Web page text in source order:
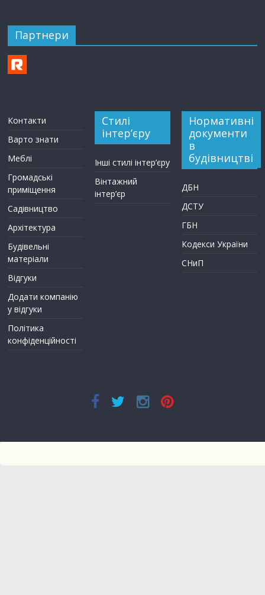
Партнери
Контакти
Варто знати
Меблі
Громадські
приміщення
Садівництво
Архітектура
Будівельні
матеріали
Відгуки
Додати компанію
у відгуки
Політика
конфіденційності
Стилі
інтер’єру
Інші стилі інтер’єру
Вінтажний
інтер’єр
Нормативні
документи
в
будівництві
ДБН
ДСТУ
ГБН
Кодекси України
СНиП